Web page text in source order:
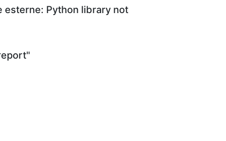
esterne: Python library not